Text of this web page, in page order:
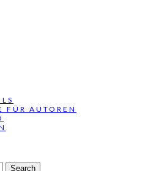
FÜR AUTOREN